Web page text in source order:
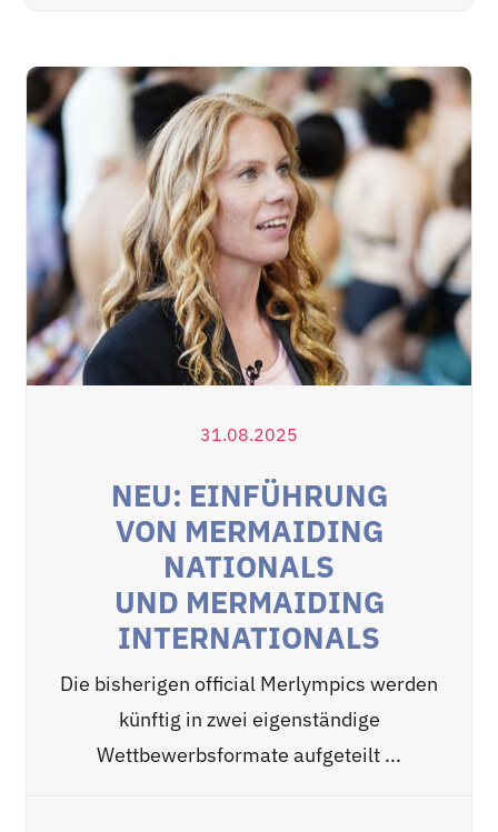
31.08.2025
NEU: EINFÜHRUNG
VON MERMAIDING
NATIONALS
UND MERMAIDING
INTERNATIONALS
Die bisherigen official Merlympics werden
künftig in zwei eigenständige
Wettbewerbsformate aufgeteilt ...